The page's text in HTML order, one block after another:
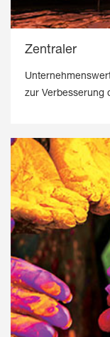
Zentraler
zur Verbesserung